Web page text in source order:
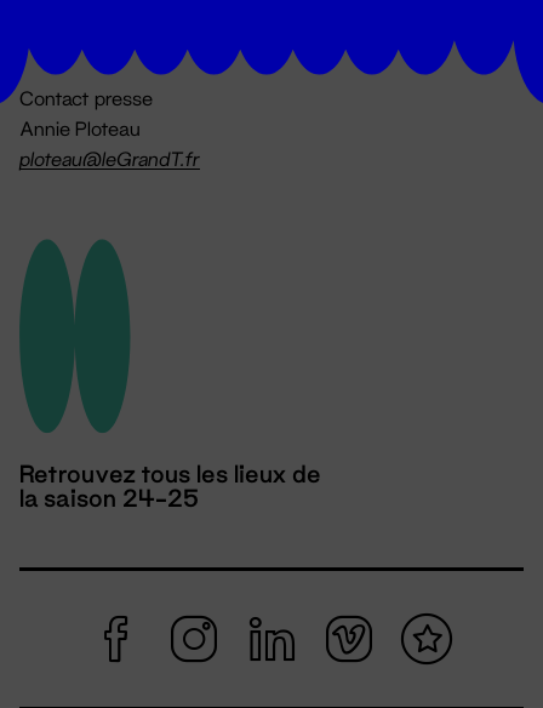
Contact presse
Annie Ploteau
ploteau@leGrandT.fr
Retrouvez tous les lieux de
la saison 24-25